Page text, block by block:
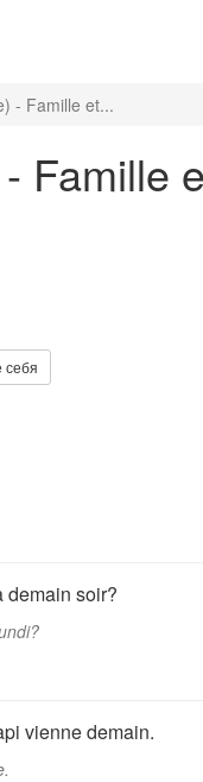
- Famille et...
Famille
себя
demain soir?
vienne demain.